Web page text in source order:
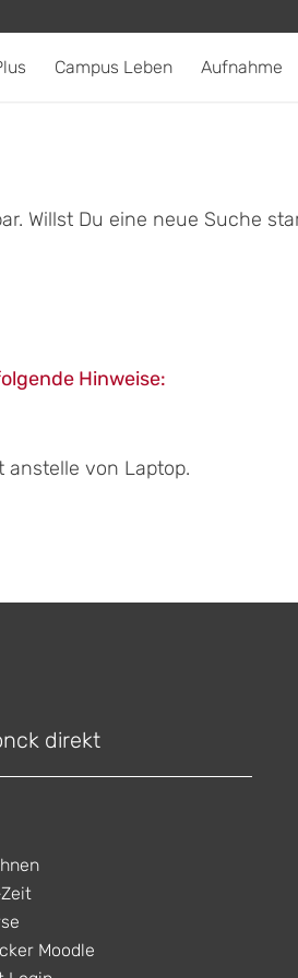
Campus Leben Aufnahme
Willst Du eine neue Suche
Hinweise:
anstelle von Laptop.
direkt
Moodle